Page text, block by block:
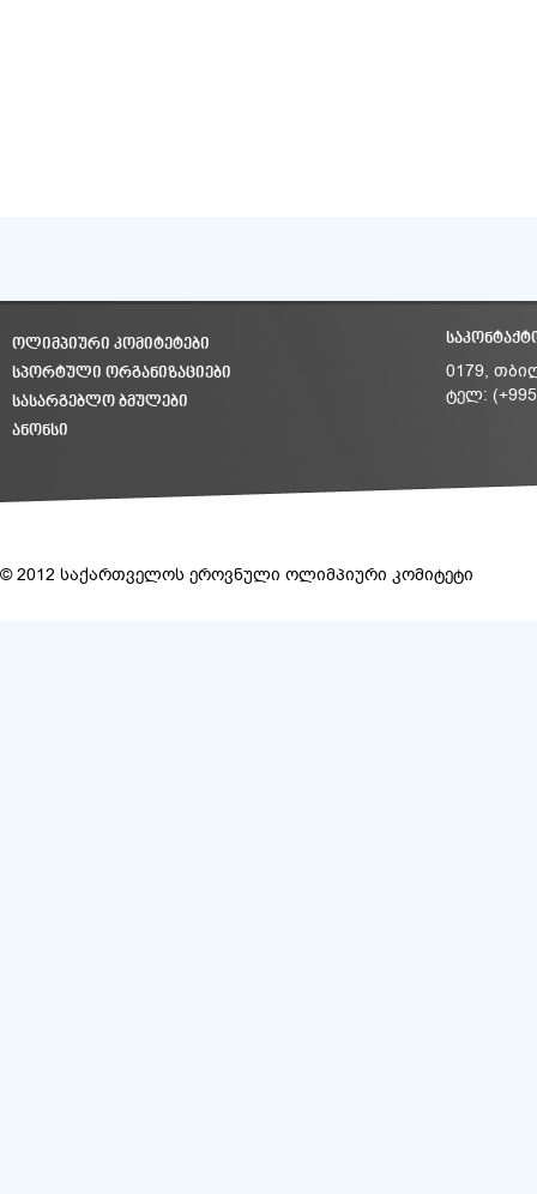
ᲝᲚᲘᲛᲞᲘᲣᲠᲘ ᲙᲝᲛᲘᲢᲔᲢᲔᲑᲘ
ᲡᲞᲝᲠᲢᲣᲚᲘ ᲝᲠᲒᲐᲜᲘᲖᲐᲪᲘᲔᲑᲘ
ᲡᲐᲡᲐᲠᲒᲔᲑᲚᲝ ᲑᲛᲣᲚᲔᲑᲘ
ᲐᲜᲝᲜᲡᲘ
0179,
ტელ: (+995
© 2012 საქართველოს ეროვნული ოლიმპიური კომიტეტი